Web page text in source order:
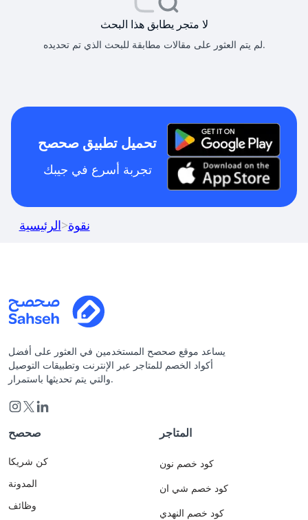
لا متجر يطابق هذا البحث
لم يتم العثور على مقالات مطابقة للبحث الذي تم تحديده.
تحميل تطبيق صحصح
تجربة أسرع في جيبك
الرئيسية>نقوة
يساعد موقع صحصح المستخدمين في العثور على أفضل
أكواد الخصم للمتاجر عبر الإنترنت وتطبيقات التوصيل
والتي يتم تحديثها باستمرار.
صحصح
كن شريكا
المدونة
وظائف
المتاجر
كود خصم نون
كود خصم شي ان
كود خصم النهدي